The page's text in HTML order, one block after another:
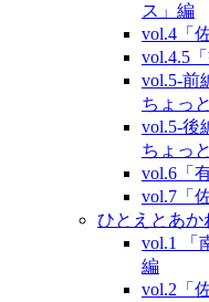
ス」編
vol.4「
vol.4.5
vol.5‐前
ちょっ
vol.5‐後
ちょっ
vol.6「
vol.7「
ひとえとあか
vol.1 「
編
vol.2「